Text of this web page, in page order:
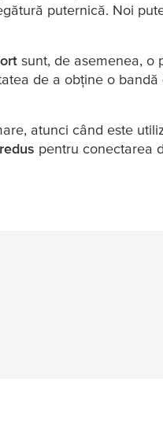
puternică. Noi
sunt, de asemenea, o
de a obține o bandă
atunci când este
pentru conectarea